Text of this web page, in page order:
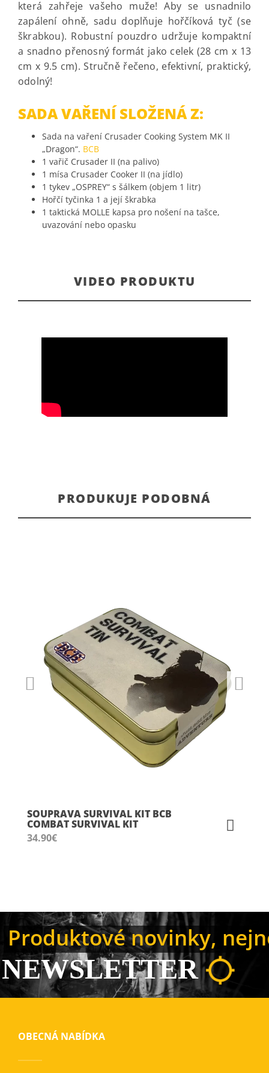
která zahřeje vašeho muže! Aby se usnadnilo
zapálení ohně, sadu doplňuje hořčíková tyč (se
škrabkou). Robustní pouzdro udržuje kompaktní
a snadno přenosný formát jako celek (28 cm x 13
cm x 9.5 cm). Stručně řečeno, efektivní, praktický,
odolný!
SADA VAŘENÍ SLOŽENÁ Z:
Sada na vaření Crusader Cooking System MK II
„Dragon“. BCB
1 vařič Crusader II (na palivo)
1 mísa Crusader Cooker II (na jídlo)
1 tykev „OSPREY“ s šálkem (objem 1 litr)
Hořčí tyčinka 1 a její škrabka
1 taktická MOLLE kapsa pro nošení na tašce,
uvazování nebo opasku
VIDEO PRODUKTU
PRODUKUJE PODOBNÁ
SOUPRAVA SURVIVAL KIT BCB
COMBAT SURVIVAL KIT
34.90€
Produktové novinky,
NEWSLETTER
OBECNÁ NABÍDKA